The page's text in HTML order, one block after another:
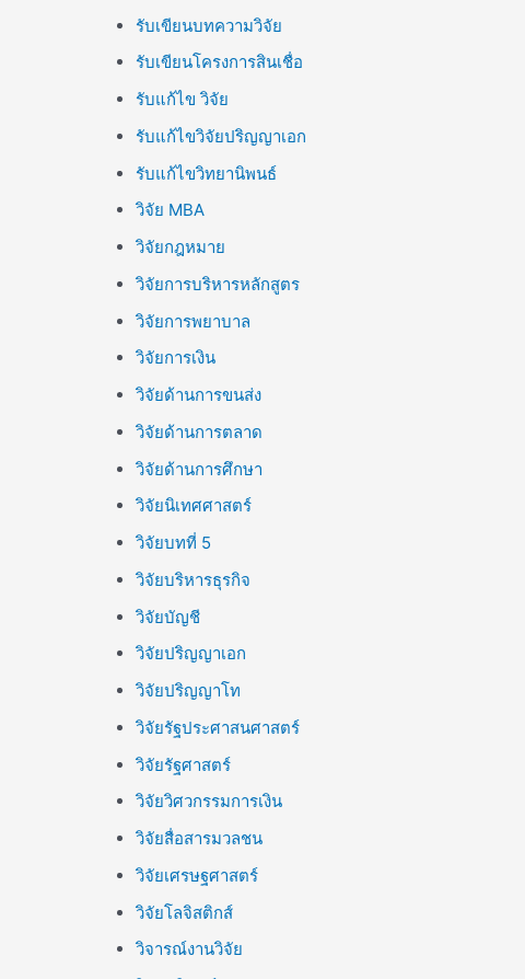
รับเขียนบทความวิจัย
รับเขียนโครงการสินเชื่อ
รับแก้ไข วิจัย
รับแก้ไขวิจัยปริญญาเอก
รับแก้ไขวิทยานิพนธ์
วิจัย MBA
วิจัยกฎหมาย
วิจัยการบริหารหลักสูตร
วิจัยการพยาบาล
วิจัยการเงิน
วิจัยด้านการขนส่ง
วิจัยด้านการตลาด
วิจัยด้านการศึกษา
วิจัยนิเทศศาสตร์
วิจัยบทที่ 5
วิจัยบริหารธุรกิจ
วิจัยบัญชี
วิจัยปริญญาเอก
วิจัยปริญญาโท
วิจัยรัฐประศาสนศาสตร์
วิจัยรัฐศาสตร์
วิจัยวิศวกรรมการเงิน
วิจัยสื่อสารมวลชน
วิจัยเศรษฐศาสตร์
วิจัยโลจิสติกส์
วิจารณ์งานวิจัย